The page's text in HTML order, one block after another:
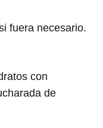
fuera necesario.
con
de